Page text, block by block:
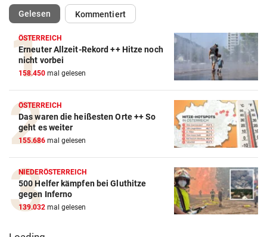
Gelesen(ausgewählt)Kommentiert
ÖSTERREICH
Erneuter Allzeit-Rekord ++ Hitze noch
nicht vorbei
158.450 mal gelesen
ÖSTERREICH
Das waren die heißesten Orte ++ So
geht es weiter
155.686 mal gelesen
NIEDERÖSTERREICH
500 Helfer kämpfen bei Gluthitze
gegen Inferno
139.032 mal gelesen